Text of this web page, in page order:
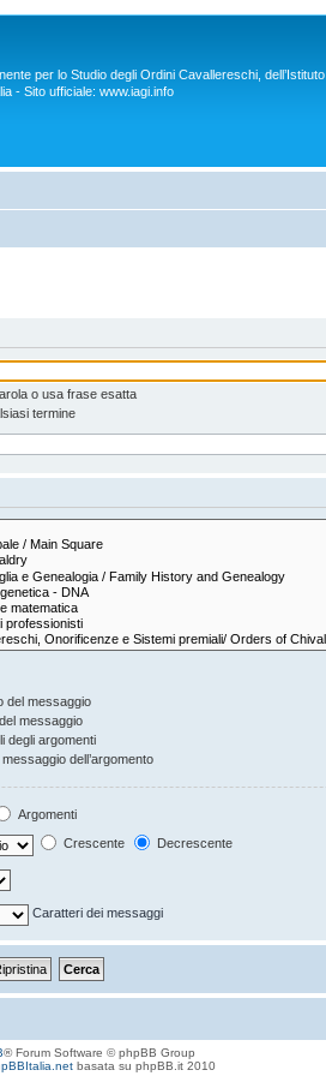
per lo Studio degli Ordini Cavallereschi, dell’Istituto
- Sito ufficiale: www.iagi.info
o usa frase esatta
termine
del messaggio
messaggio
degli argomenti
dell’argomento
Argomenti
Crescente Decrescente
Caratteri dei messaggi
® Forum Software © phpBB Group
basata su phpBB.it 2010